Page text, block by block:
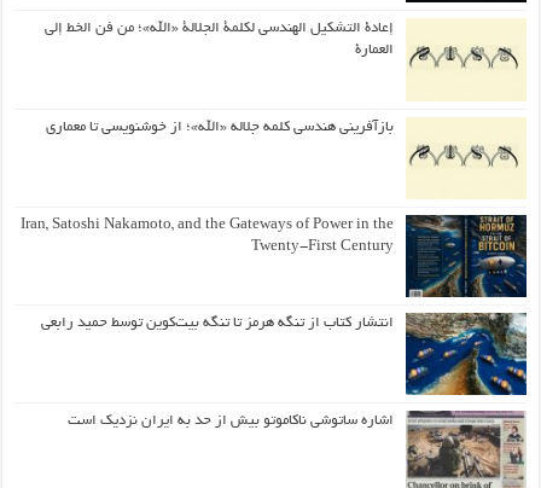
إعادة التشكيل الهندسي لكلمة الجلالة «الله»؛ من فن الخط إلى
العمارة
بازآفرینی هندسی کلمه جلاله «الله»؛ از خوشنویسی تا معماری
Iran, Satoshi Nakamoto, and the Gateways of Power in the
Twenty-First Century
انتشار کتاب از تنگه هرمز تا تنگه بیت‌کوین توسط حمید رابعی
اشاره ساتوشی ناکاموتو بیش از حد به ایران نزدیک است